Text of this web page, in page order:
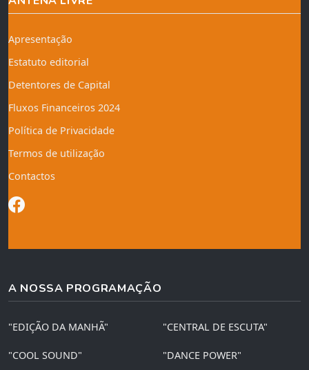
Apresentação
Estatuto editorial
Detentores de Capital
Fluxos Financeiros 2024
Política de Privacidade
Termos de utilização
Contactos
A NOSSA PROGRAMAÇÃO
"EDIÇÃO DA MANHÃ" "CENTRAL DE ESCUTA"
"COOL SOUND" "DANCE POWER"